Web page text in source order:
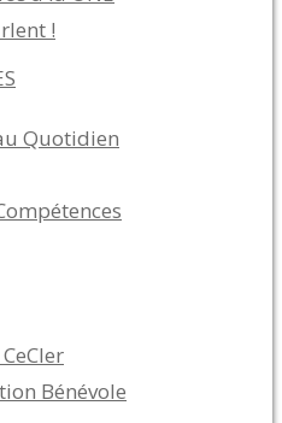
!
Quotidien
Bénévole